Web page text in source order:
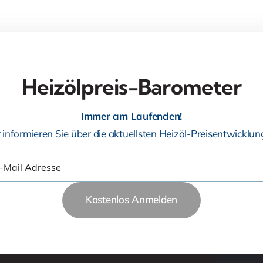
Heizölpreis-Barometer
Immer am Laufenden!
Sie über die aktuellsten Heizöl-
Kostenlos Anmelden